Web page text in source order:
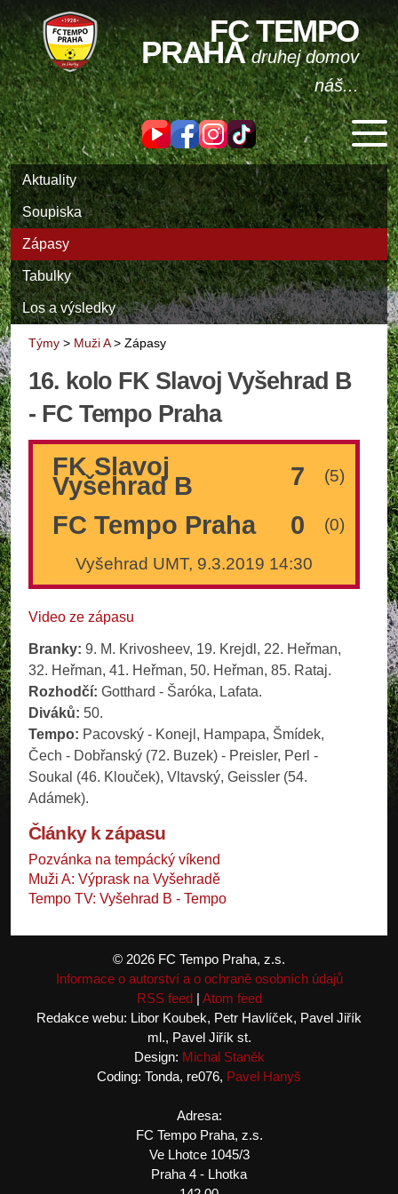
FC TEMPO
PRAHAdruhej domov
náš...
Aktuality
Soupiska
Zápasy
Tabulky
Los a výsledky
Týmy > Muži A> Zápasy
16. kolo FK Slavoj Vyšehrad B
- FC Tempo Praha
FK Slavoj
Vyšehrad B 7 (5)
FC Tempo Praha 0 (0)
Vyšehrad UMT, 9.3.2019 14:30
Video ze zápasu
Branky: 9. M. Krivosheev, 19. Krejdl, 22. Heřman,
32. Heřman, 41. Heřman, 50. Heřman, 85. Rataj.
Rozhodčí: Gotthard - Šaróka, Lafata.
Diváků: 50.
Tempo: Pacovský - Konejl, Hampapa, Šmídek,
Čech - Dobřanský (72. Buzek) - Preisler, Perl -
Soukal (46. Klouček), Vltavský, Geissler (54.
Adámek).
Články k zápasu
Pozvánka na tempácký víkend
Muži A: Výprask na Vyšehradě
Tempo TV: Vyšehrad B - Tempo
© 2026 FC Tempo Praha, z.s.
Informace o autorství a o ochraně osobních údajů
RSS feed| Atom feed
Redakce webu: Libor Koubek, Petr Havlíček, Pavel Jiřík
ml., Pavel Jiřík st.
Design: Michal Staněk
Coding: Tonda, re076, Pavel Hanyš
Adresa:
FC Tempo Praha, z.s.
Ve Lhotce 1045/3
Praha 4 - Lhotka